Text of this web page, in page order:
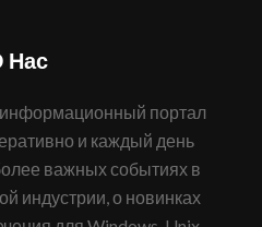
Нас
и каждый день
важных событиях в
индустрии, о новинках